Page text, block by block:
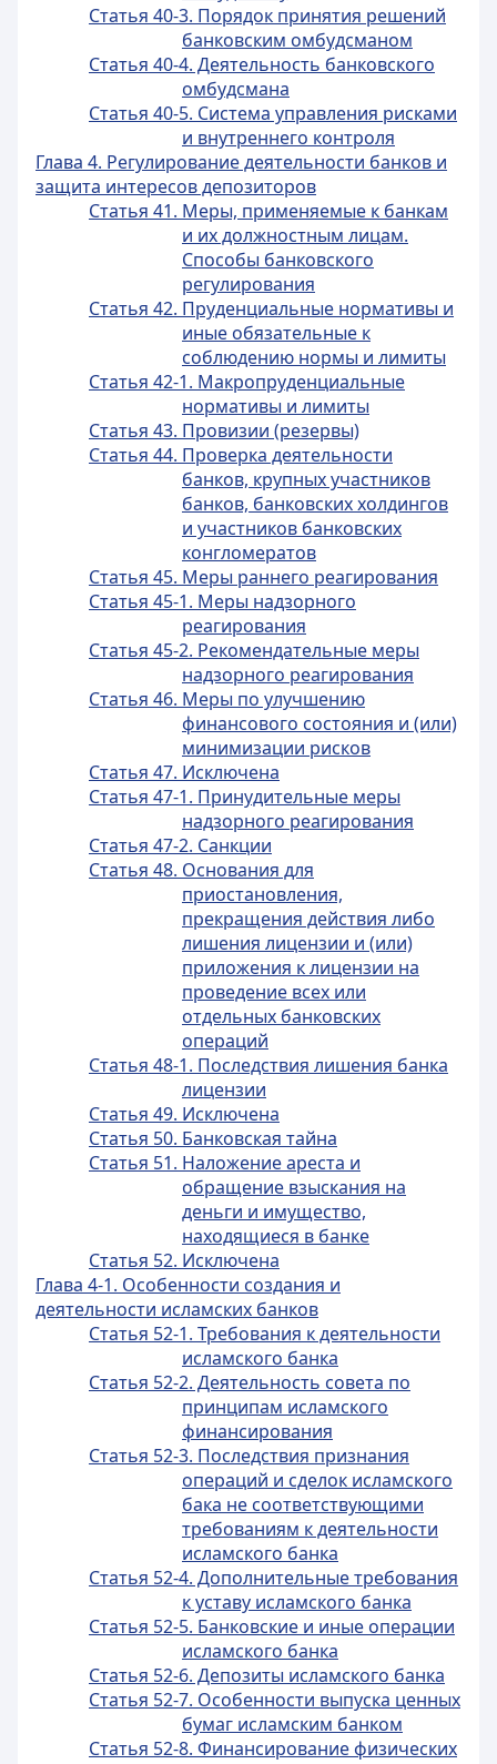
Статья 40-3. Порядок принятия решений
банковским омбудсманом
Статья 40-4. Деятельность банковского
омбудсмана
Статья 40-5. Система управления рисками
и внутреннего контроля
Глава 4. Регулирование деятельности банков и
защита интересов депозиторов
Статья 41. Меры, применяемые к банкам
и их должностным лицам.
Способы банковского
регулирования
Статья 42. Пруденциальные нормативы и
иные обязательные к
соблюдению нормы и лимиты
Статья 42-1. Макропруденциальные
нормативы и лимиты
Статья 43. Провизии (резервы)
Статья 44. Проверка деятельности
банков, крупных участников
банков, банковских холдингов
и участников банковских
конгломератов
Статья 45. Меры раннего реагирования
Статья 45-1. Меры надзорного
реагирования
Статья 45-2. Рекомендательные меры
надзорного реагирования
Статья 46. Меры по улучшению
финансового состояния и (или)
минимизации рисков
Статья 47. Исключена
Статья 47-1. Принудительные меры
надзорного реагирования
Статья 47-2. Санкции
Статья 48. Основания для
приостановления,
прекращения действия либо
лишения лицензии и (или)
приложения к лицензии на
проведение всех или
отдельных банковских
операций
Статья 48-1. Последствия лишения банка
лицензии
Статья 49. Исключена
Статья 50. Банковская тайна
Статья 51. Наложение ареста и
обращение взыскания на
деньги и имущество,
находящиеся в банке
Статья 52. Исключена
Глава 4-1. Особенности создания и
деятельности исламских банков
Статья 52-1. Требования к деятельности
исламского банка
Статья 52-2. Деятельность совета по
принципам исламского
финансирования
Статья 52-3. Последствия признания
операций и сделок исламского
бака не соответствующими
требованиям к деятельности
исламского банка
Статья 52-4. Дополнительные требования
к уставу исламского банка
Статья 52-5. Банковские и иные операции
исламского банка
Статья 52-6. Депозиты исламского банка
Статья 52-7. Особенности выпуска ценных
бумаг исламским банком
Статья 52-8. Финансирование физических